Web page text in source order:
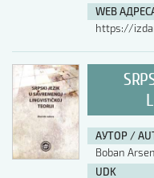
WEB
https://
АУТОР /
Boban
UDK